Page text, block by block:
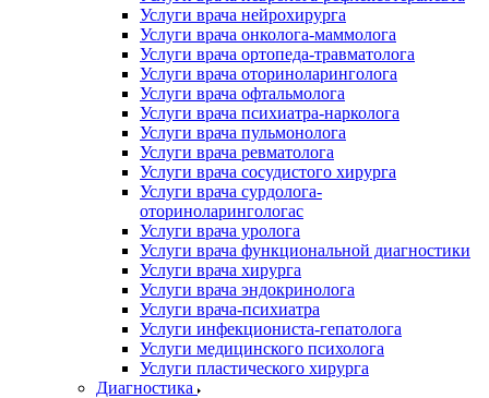
Услуги врача нейрохирурга
Услуги врача онколога-маммолога
Услуги врача ортопеда-травматолога
Услуги врача оториноларинголога
Услуги врача офтальмолога
Услуги врача психиатра-нарколога
Услуги врача пульмонолога
Услуги врача ревматолога
Услуги врача сосудистого хирурга
Услуги врача сурдолога-
оториноларингологас
Услуги врача уролога
Услуги врача функциональной диагностики
Услуги врача хирурга
Услуги врача эндокринолога
Услуги врача-психиатра
Услуги инфекциониста-гепатолога
Услуги медицинского психолога
Услуги пластического хирурга
Диагностика